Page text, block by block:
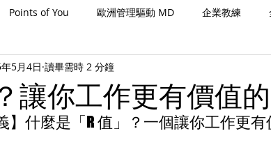
Points of You 歐洲管理驅動 MD 企業教練
光 ICF 品牌領導力
？讓你工作更有價值
5月4日 讀畢需時 2 分鐘
】什麼是「R 值」？一個讓你工作更有